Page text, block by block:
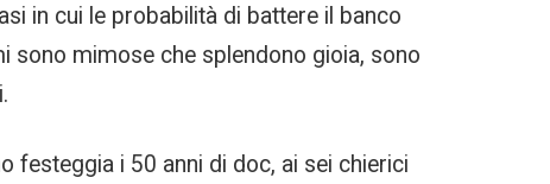
in cui le probabilità di battere il banco
sono mimose che splendono gioia, sono
festeggia i 50 anni di doc, ai sei chierici